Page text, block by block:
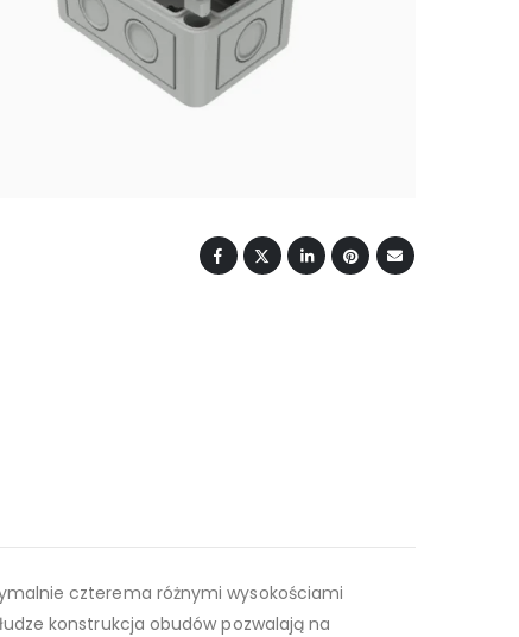
czterema różnymi wysokościami
konstrukcja obudów pozwalają na